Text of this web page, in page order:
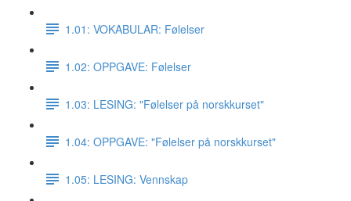
1.01: VOKABULAR: Følelser
1.02: OPPGAVE: Følelser
1.03: LESING: "Følelser på norskkurset"
1.04: OPPGAVE: "Følelser på norskkurset"
1.05: LESING: Vennskap